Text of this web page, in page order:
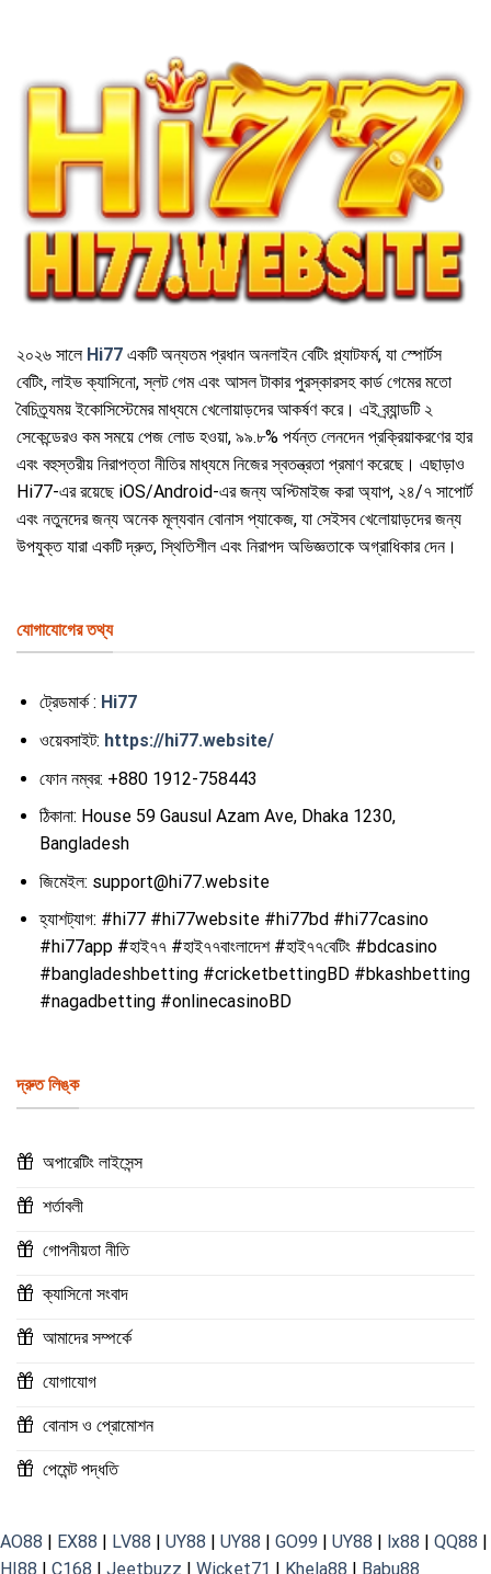
২০২৬ সালে Hi77 একটি অন্যতম প্রধান অনলাইন বেটিং প্ল্যাটফর্ম, যা স্পোর্টস
বেটিং, লাইভ ক্যাসিনো, স্লট গেম এবং আসল টাকার পুরস্কারসহ কার্ড গেমের মতো
বৈচিত্র্যময় ইকোসিস্টেমের মাধ্যমে খেলোয়াড়দের আকর্ষণ করে। এই ব্র্যান্ডটি ২
সেকেন্ডেরও কম সময়ে পেজ লোড হওয়া, ৯৯.৮% পর্যন্ত লেনদেন প্রক্রিয়াকরণের হার
এবং বহুস্তরীয় নিরাপত্তা নীতির মাধ্যমে নিজের স্বতন্ত্রতা প্রমাণ করেছে। এছাড়াও
Hi77-এর রয়েছে iOS/Android-এর জন্য অপ্টিমাইজ করা অ্যাপ, ২৪/৭ সাপোর্ট
এবং নতুনদের জন্য অনেক মূল্যবান বোনাস প্যাকেজ, যা সেইসব খেলোয়াড়দের জন্য
উপযুক্ত যারা একটি দ্রুত, স্থিতিশীল এবং নিরাপদ অভিজ্ঞতাকে অগ্রাধিকার দেন।
যোগাযোগের তথ্য
ট্রেডমার্ক : Hi77
ওয়েবসাইট: https://hi77.website/
ফোন নম্বর: +880 1912-758443
ঠিকানা: House 59 Gausul Azam Ave, Dhaka 1230,
Bangladesh
জিমেইল: support@hi77.website
হ্যাশট্যাগ: #hi77 #hi77website #hi77bd #hi77casino
#hi77app #হাই৭৭ #হাই৭৭বাংলাদেশ #হাই৭৭বেটিং #bdcasino
#bangladeshbetting #cricketbettingBD #bkashbetting
#nagadbetting #onlinecasinoBD
দ্রুত লিঙ্ক
অপারেটিং লাইসেন্স
শর্তাবলী
গোপনীয়তা নীতি
ক্যাসিনো সংবাদ
আমাদের সম্পর্কে
যোগাযোগ
বোনাস ও প্রোমোশন
পেমেন্ট পদ্ধতি
AO88 | EX88 | LV88 | UY88 | UY88 | GO99 | UY88 | lx88 | QQ88 |
HI88 | C168 | Jeetbuzz | Wicket71 | Khela88 | Babu88